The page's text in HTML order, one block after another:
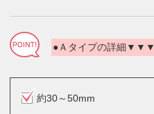
●Ａタイプの詳細▼▼▼
約30～50mm